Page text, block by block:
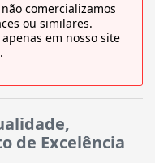
comercializamos
ou similares.
em nosso site
de Excelência